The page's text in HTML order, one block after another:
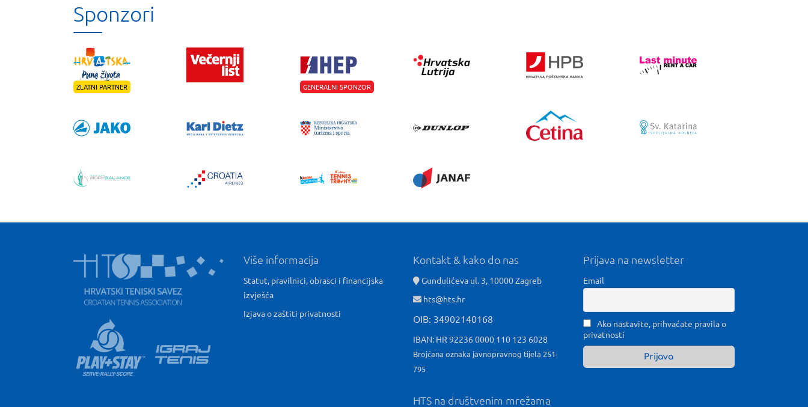
Sponzori
ZLATNI PARTNER GENERALNI SPONZOR
Više informacija
Statut, pravilnici, obrasci i financijska
izvješća
Izjava o zaštiti privatnosti
Kontakt & kako do nas
Gundulićeva ul. 3, 10000 Zagreb
hts@hts.hr
OIB: 34902140168
IBAN: HR 92236 0000 110 123 6028
Brojčana oznaka javnopravnog tijela 251-
795
HTS na društvenim mrežama
Prijava na newsletter
Email
Ako nastavite, prihvaćate pravila o
privatnosti